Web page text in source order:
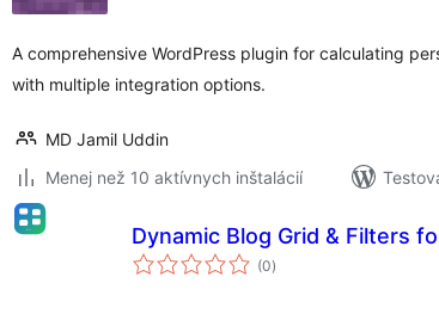
A comprehensive WordPress plugin for calculating
with multiple integration options.
MD Jamil Uddin
Menej než 10 aktívnych inštalácií
Dynamic Blog Grid & Filters
(0celkové
hodnotenie
)